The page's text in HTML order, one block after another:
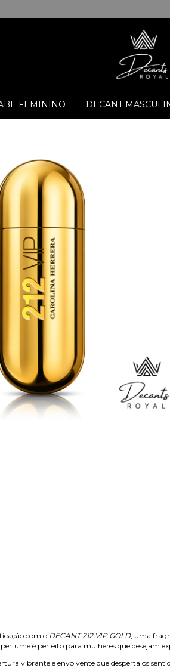
FEMININO DECANT
com o DECANT 212 VIP GOLD, uma
é perfeito para mulheres que desejam
vibrante e envolvente que desperta os